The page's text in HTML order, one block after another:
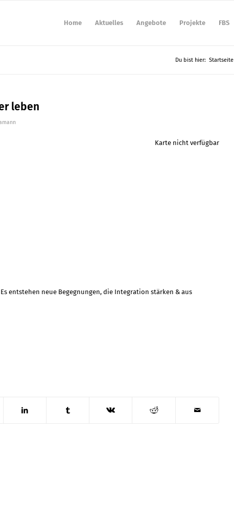
Home Aktuelles Angebote Projekte FBS
Du bist hier: Startseite
leben
Karte nicht verfügbar
entstehen neue Begegnungen, die Integration stärken & aus